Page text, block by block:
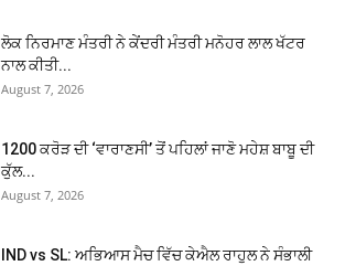
ਲੋਕ ਨਿਰਮਾਣ ਮੰਤਰੀ ਨੇ ਕੇਂਦਰੀ ਮੰਤਰੀ ਮਨੋਹਰ ਲਾਲ ਖੱਟਰ
ਨਾਲ ਕੀਤੀ...
August 7, 2026
1200 ਕਰੋੜ ਦੀ ‘ਵਾਰਾਣਸੀ’ ਤੋਂ ਪਹਿਲਾਂ ਜਾਣੋ ਮਹੇਸ਼ ਬਾਬੂ ਦੀ
ਕੁੱਲ...
August 7, 2026
IND vs SL: ਅਭਿਆਸ ਮੈਚ ਵਿੱਚ ਕੇਐਲ ਰਾਹੁਲ ਨੇ ਸੰਭਾਲੀ